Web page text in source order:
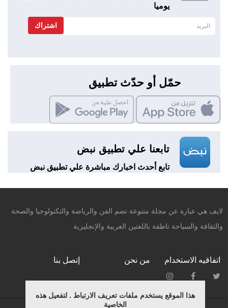
يوميا
اشتراك
حمّل أو حدّث تطبيق
تابعنا علي تطبيق نبض
تابع أحدث اخبارك مباشرة علي تطبيق نبض
هذا الموقع يستخدم ملفات تعريف الارتباط . لتفعيل هذه
الخاصية
لايف هي عبارة عن مجلة متنوعة تضم الفن والرياضة والتكنولوجيا والصحة
والثقافة والسياحة ناطقة باللغتين العربية والإنجليزية
اتفاقيه الاستخدام من نحن إتصل بنا